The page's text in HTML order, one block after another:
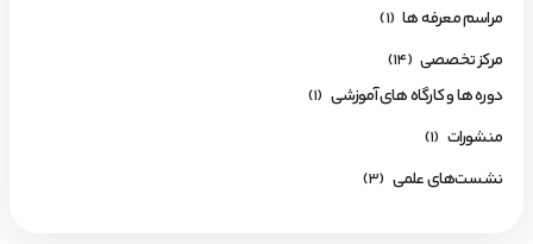
مراسم معرفه ها (1)
مرکز تخصصی (14)
دوره ها و کارگاه های آموزشی (1)
منشورات (1)
نشست‌های علمی (3)